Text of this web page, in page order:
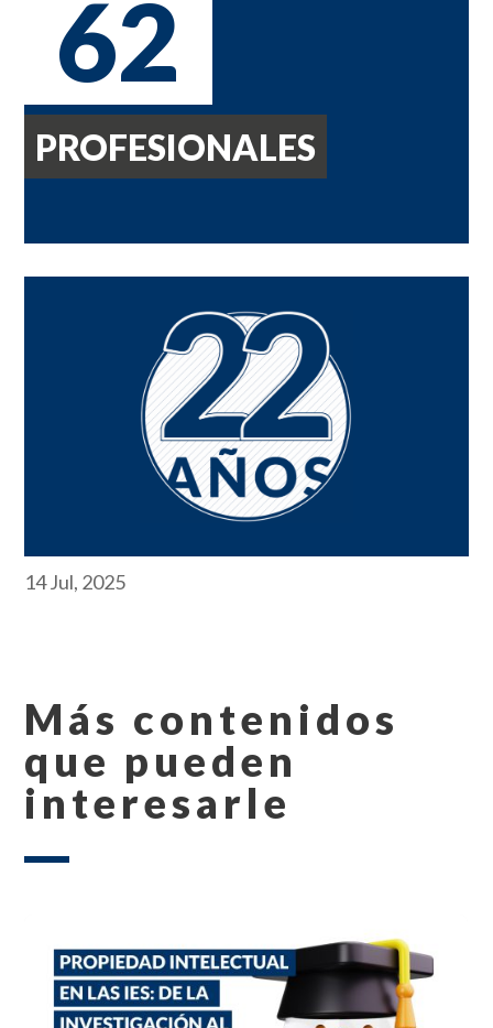
62
PROFESIONALES
14 Jul, 2025
Más contenidos
que pueden
interesarle